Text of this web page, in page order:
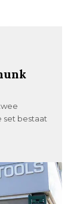
set bestaat